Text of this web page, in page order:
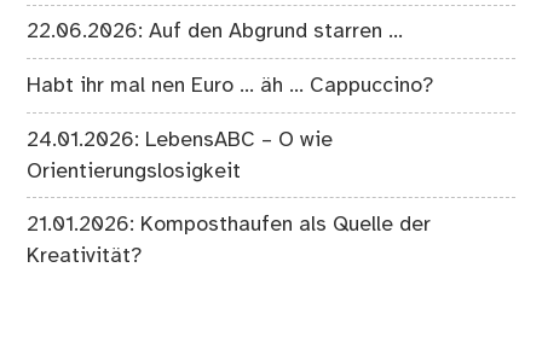
22.06.2026: Auf den Abgrund starren …
Habt ihr mal nen Euro … äh … Cappuccino?
24.01.2026: LebensABC – O wie
Orientierungslosigkeit
21.01.2026: Komposthaufen als Quelle der
Kreativität?